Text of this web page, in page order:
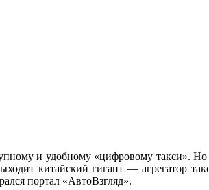
и удобному «цифровому такси». Но
китайский гигант — агрегатор
портал «АвтоВзгляд».